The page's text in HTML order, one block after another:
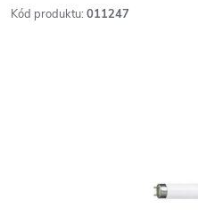
Kód produktu: 011247